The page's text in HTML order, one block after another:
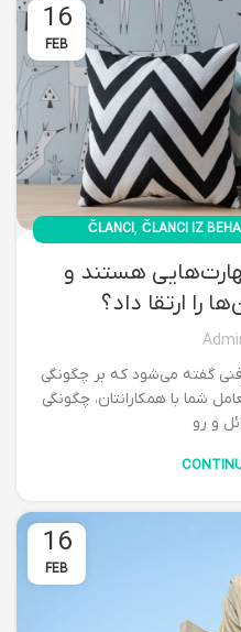
16
FEB
ČLANCI, ČLANCI IZ
هستند و
را ارتقا داد؟
گفته می‌شود که بر چگونگی
شما با همکارانتان، چگونگی
16
FEB